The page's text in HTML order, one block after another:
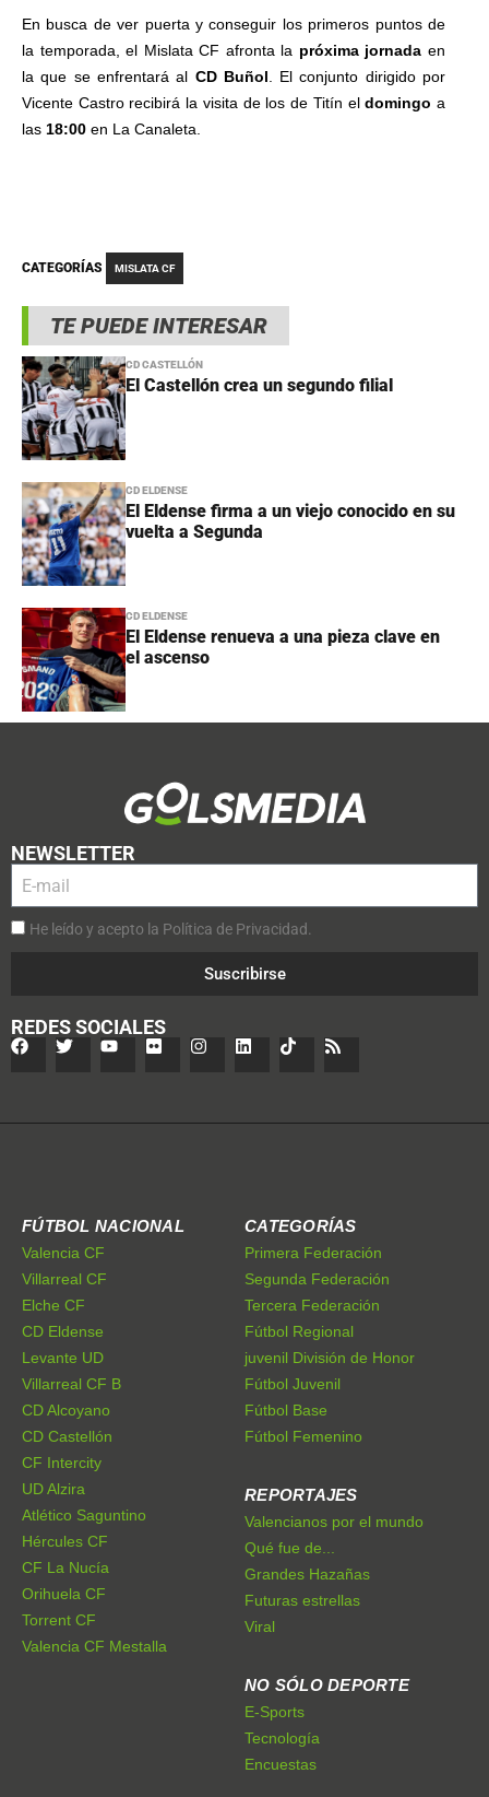
TE PUEDE INTERESAR
CD CASTELLÓN
El Castellón crea un segundo filial
CD ELDENSE
El Eldense firma a un viejo conocido en su
vuelta a Segunda
CD ELDENSE
El Eldense renueva a una pieza clave en
el ascenso
En busca de ver puerta y conseguir los primeros puntos de
la temporada, el Mislata CF afronta la próxima jornada en
la que se enfrentará al CD Buñol . El conjunto dirigido por
Vicente Castro recibirá la visita de los de Titín eldomingo a
las 18:00 en La Canaleta.
CATEGORÍAS MISLATA CF
NEWSLETTER
He leído y acepto la Política de Privacidad.
Suscribirse
REDES SOCIALES
FÚTBOL NACIONAL
Valencia CF
Villarreal CF
Elche CF
CD Eldense
Levante UD
Villarreal CF B
CD Alcoyano
CD Castellón
CF Intercity
UD Alzira
Atlético Saguntino
Hércules CF
CF La Nucía
Orihuela CF
Torrent CF
Valencia CF Mestalla
CATEGORÍAS
Primera Federación
Segunda Federación
Tercera Federación
Fútbol Regional
juvenil División de Honor
Fútbol Juvenil
Fútbol Base
Fútbol Femenino
REPORTAJES
Valencianos por el mundo
Qué fue de...
Grandes Hazañas
Futuras estrellas
Viral
NO SÓLO DEPORTE
E-Sports
Tecnología
Encuestas